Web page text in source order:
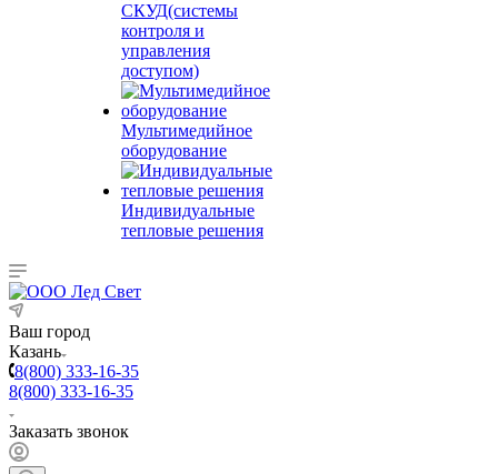
СКУД(системы
контроля и
управления
доступом)
Мультимедийное
оборудование
Индивидуальные
тепловые решения
Ваш город
Казань
8(800) 333-16-35
8(800) 333-16-35
Заказать звонок